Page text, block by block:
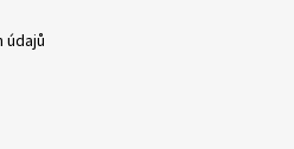
údajů